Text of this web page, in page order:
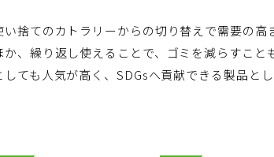
い捨てのカトラリーからの切り替えで需要の
か、繰り返し使えることで、ゴミを減らすこ
しても人気が高く、SDGsへ貢献できる製品と